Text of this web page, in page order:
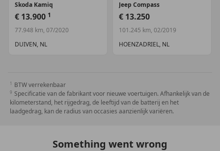
Skoda Kamiq
€ 13.900 1
77.948 km, 07/2020
DUIVEN, NL
Jeep Compass
€ 13.250
101.245 km, 02/2019
HOENZADRIEL, NL
BTW verrekenbaar
Specificatie van de fabrikant voor nieuwe voertuigen. Afhankelijk van de
kilometerstand, het rijgedrag, de leeftijd van de batterij en het
laadgedrag, kan de radius van occasies aanzienlijk variëren.
Something went wrong